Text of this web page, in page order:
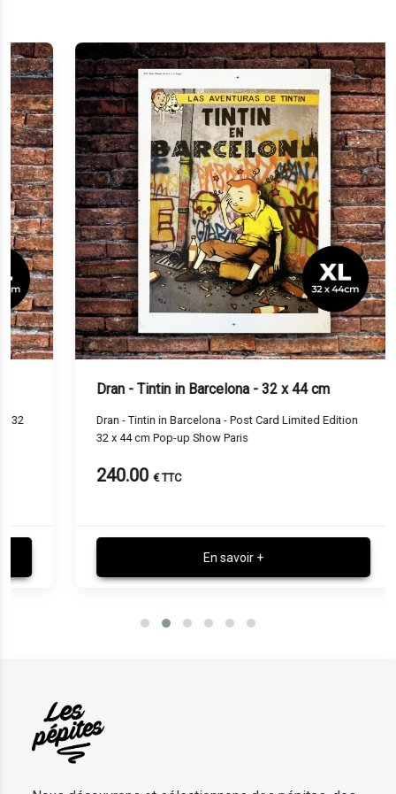
Dran - Tintin in Barcelona - 32 x 44 cm
Dran - Tintin in Barcelona - Post Card Limited Edition
32 x 44 cm Pop-up Show Paris
€ TTC
En savoir +